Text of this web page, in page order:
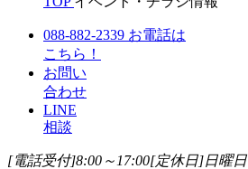
088-882-2339 お電話は
こちら！
お問い
合わせ
LINE
相談
[電話受付]8:00～17:00[定休日]日曜日